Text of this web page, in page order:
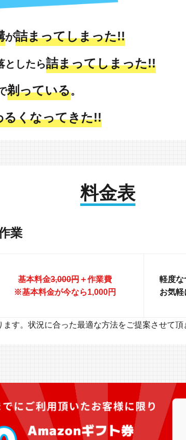
が詰まってしまった!!
としたら詰まってしまった!!
剃っている。
るくなってきた!!
料金表
業
基本料金3,000円＋作業費
※基本料金が今なら1,000円
軽度な
お気軽
す。状況に合った最適な方法をご提案させて頂